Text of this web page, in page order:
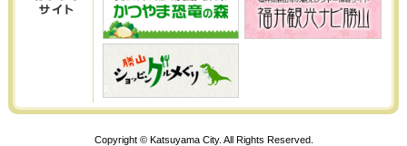
Copyright © Katsuyama City. All Rights Reserved.